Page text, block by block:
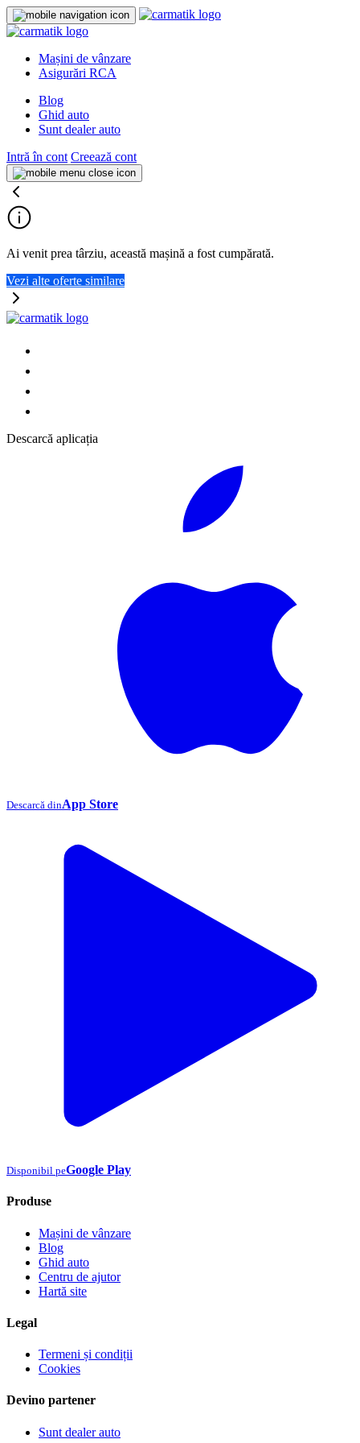
Mașini de vânzare
Asigurări RCA
Blog
Ghid auto
Sunt dealer auto
Intră în cont Creează cont
Ai venit prea târziu, această mașină a fost cumpărată.
Vezi alte oferte similare
Descarcă aplicația
Descarcă dinApp Store
Disponibil peGoogle Play
Produse
Mașini de vânzare
Blog
Ghid auto
Centru de ajutor
Hartă site
Legal
Termeni și condiții
Cookies
Devino partener
Sunt dealer auto